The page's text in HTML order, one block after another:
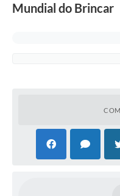
Mundial do Brincar